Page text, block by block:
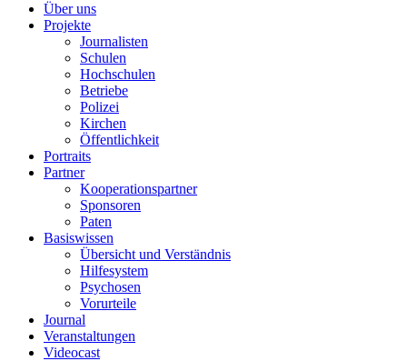
Über uns
Projekte
Journalisten
Schulen
Hochschulen
Betriebe
Polizei
Kirchen
Öffentlichkeit
Portraits
Partner
Kooperationspartner
Sponsoren
Paten
Basiswissen
Übersicht und Verständnis
Hilfesystem
Psychosen
Vorurteile
Journal
Veranstaltungen
Videocast